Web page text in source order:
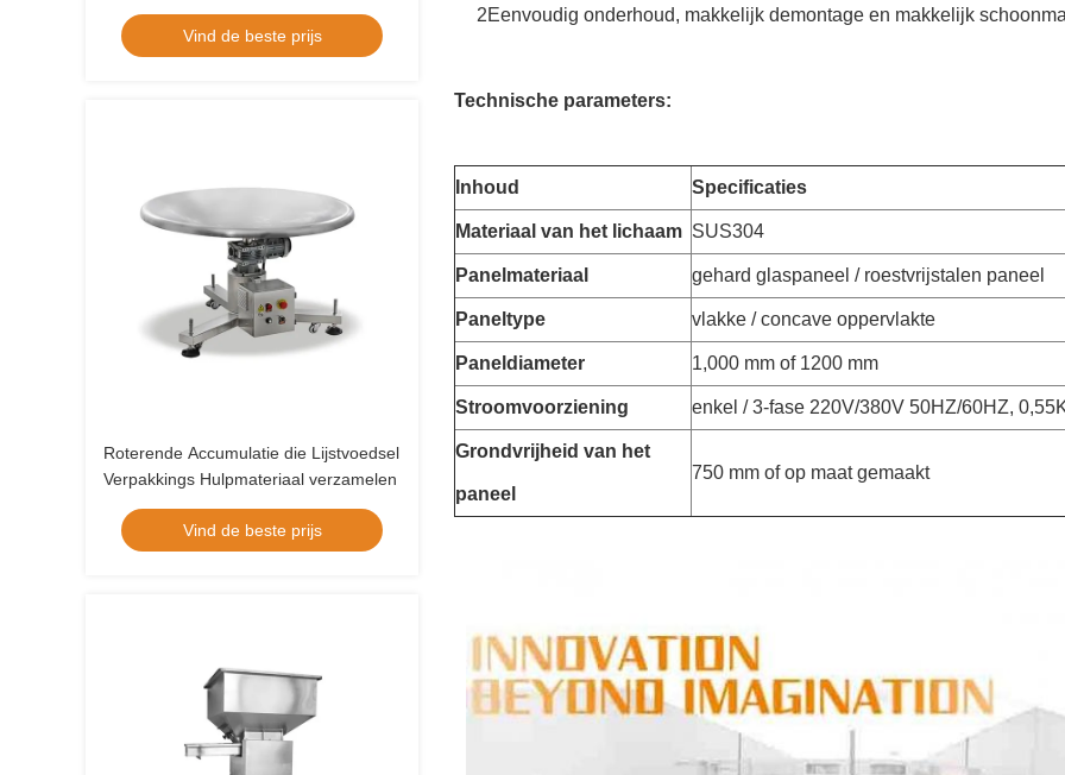
de Hulpmateriaal Lijst verzamelen
Vind de beste prijs
Roterende Accumulatie die Lijstvoedsel
Verpakkings Hulpmateriaal verzamelen
Vind de beste prijs
2Eenvoudig onderhoud, makkelijk demontage en makkelijk
Technische parameters:
Inhoud Specificaties
Materiaal van het lichaam SUS304
Panelmateriaal gehard glaspaneel / roestvrijstalen paneel
Paneltype vlakke / concave oppervlakte
Paneldiameter 1,000 mm of 1200 mm
Stroomvoorziening enkel / 3-fase 220V/380V 50HZ/60HZ,
Grondvrijheid van het
paneel
750 mm of op maat gemaakt